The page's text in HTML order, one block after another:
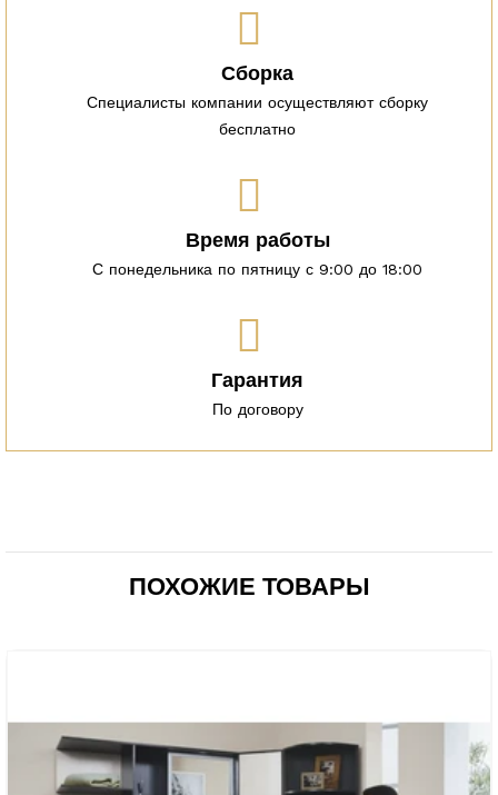
Сборка
Специалисты компании осуществляют сборку
бесплатно
Время работы
С понедельника по пятницу с 9:00 до 18:00
Гарантия
По договору
ПОХОЖИЕ ТОВАРЫ